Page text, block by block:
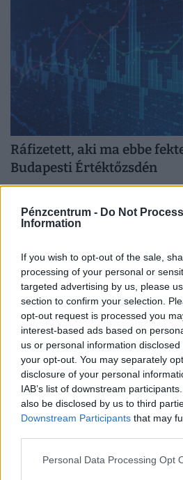
Pénzcentrum - Do Not
Information
If you wish to opt-out of the sale,
processing of your personal or
targeted advertising by us, please
section to confirm your selection.
opt-out request is processed you
interest-based ads based on
us or personal information
your opt-out. You may separately
disclosure of your personal
IAB’s list of downstream
also be disclosed by us to third
Downstream Participants that may
Personal Data Processing Opt
Ráfizetett, aki ma ebbe
Budapesti Értéktőzsdén
A részvénypiac forgalma 19,8
vezető részvények a Mol
napi záráshoz képest.
Hihetetlen vagyont
magyarok: ebben tartják
A részvények aránya átlépte a 3